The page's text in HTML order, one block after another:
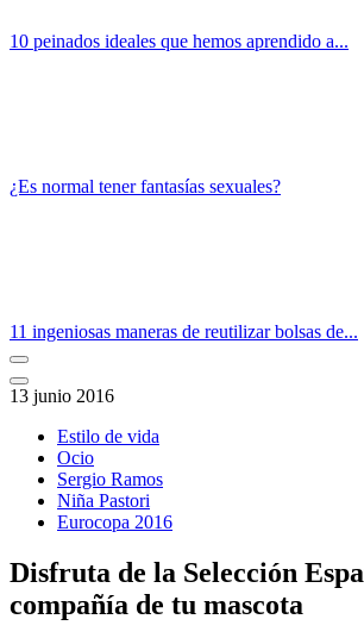
10 peinados ideales que hemos aprendido a...
¿Es normal tener fantasías sexuales?
11 ingeniosas maneras de reutilizar bolsas de...
13 junio 2016
Estilo de vida
Ocio
Sergio Ramos
Niña Pastori
Eurocopa 2016
Disfruta de la Selección
compañía de tu mascota